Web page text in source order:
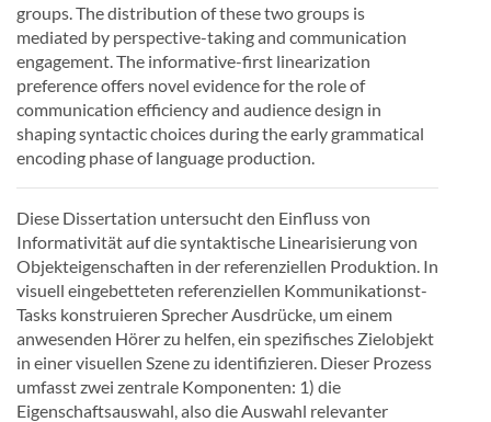
groups. The distribution of these two groups is
mediated by perspective-taking and communication
engagement. The informative-first linearization
preference offers novel evidence for the role of
communication efficiency and audience design in
shaping syntactic choices during the early grammatical
encoding phase of language production.
Diese Dissertation untersucht den Einfluss von
Informativität auf die syntaktische Linearisierung von
Objekteigenschaften in der referenziellen Produktion. In
visuell eingebetteten referenziellen Kommunikationst-
Tasks konstruieren Sprecher Ausdrücke, um einem
anwesenden Hörer zu helfen, ein spezifisches Zielobjekt
in einer visuellen Szene zu identifizieren. Dieser Prozess
umfasst zwei zentrale Komponenten: 1) die
Eigenschaftsauswahl, also die Auswahl relevanter